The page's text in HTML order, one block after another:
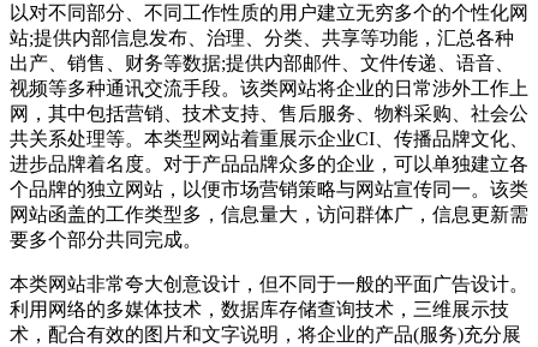
以对不同部分、不同工作性质的用户建立无穷多个的个性化网
站;提供内部信息发布、治理、分类、共享等功能，汇总各种
出产、销售、财务等数据;提供内部邮件、文件传递、语音、
视频等多种通讯交流手段。该类网站将企业的日常涉外工作上
网，其中包括营销、技术支持、售后服务、物料采购、社会公
共关系处理等。本类型网站着重展示企业CI、传播品牌文化、
进步品牌着名度。对于产品品牌众多的企业，可以单独建立各
个品牌的独立网站，以便市场营销策略与网站宣传同一。该类
网站函盖的工作类型多，信息量大，访问群体广，信息更新需
要多个部分共同完成。
本类网站非常夸大创意设计，但不同于一般的平面广告设计。
利用网络的多媒体技术，数据库存储查询技术，三维展示技
术，配合有效的图片和文字说明，将企业的产品(服务)充分展